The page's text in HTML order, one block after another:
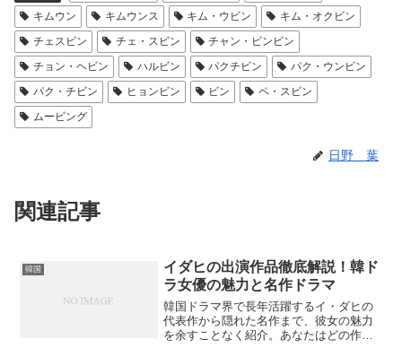
キムウン
キムウンス キム・ウビン
キム・オクビン
チェスビン
チェ・スビン
チャン・ビンビン
チョン・ヘビン
ハルビン パクチビン
パク・ウンビン
パク・チビン
ヒョンビン ビン
ペ・スビン
ムービング
日野 葉
関連記事
韓国
イダヒの出演作品徹底解説！韓ド
ラ女優の魅力と名作ドラマ
韓国ドラマ界で長年活躍するイ・ダヒの
代表作から隠れた名作まで、彼女の魅力
を余すことなく紹介。あなたはどの作品